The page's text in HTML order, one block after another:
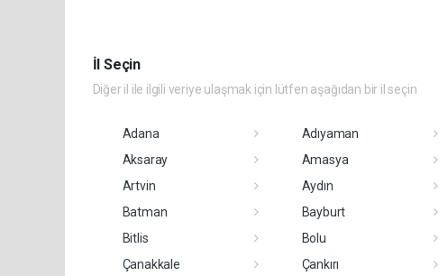
İl Seçin
Diğer il ile ilgili veriye ulaşmak için lütfen aşağıdan bir il seçin
Adana Adıyaman
Aksaray
Amasya
Artvin
Aydın
Batman
Bayburt
Bitlis
Bolu
Çanakkale
Çankırı